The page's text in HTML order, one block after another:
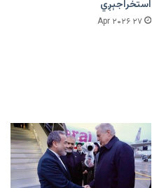
استخراجېږي
۲۷ Apr ۲۰۲۶